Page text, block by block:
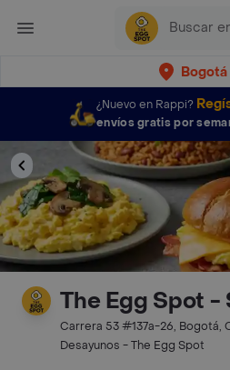
Bogotá
¿Nuevo en Rappi?
envíos gratis por
The Egg Spot -
Carrera 53 #137a-26, Bogotá,
Desayunos - The Egg Spot